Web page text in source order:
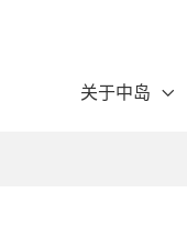
关于中岛